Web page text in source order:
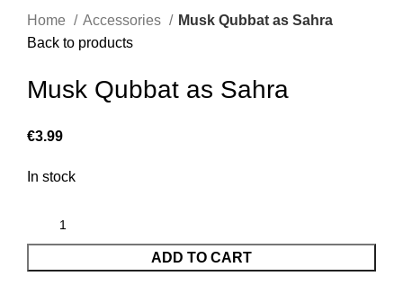
Home Accessories
Musk Qubbat as Sahra
Back to products
Musk Qubbat as Sahra
€3.99
In stock
ADD TO CART